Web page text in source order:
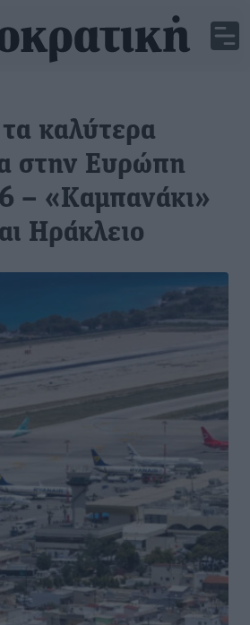
τα καλύτερα
στην Ευρώπη
– «Καμπανάκι»
Ηράκλειο